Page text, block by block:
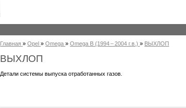
Главная »Opel »Omega »Omega B (1994 – 2004 г.в.) » ВЫХЛОП
ВЫХЛОП
Детали системы выпуска отработанных газов.